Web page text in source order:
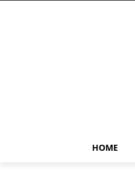
HOME